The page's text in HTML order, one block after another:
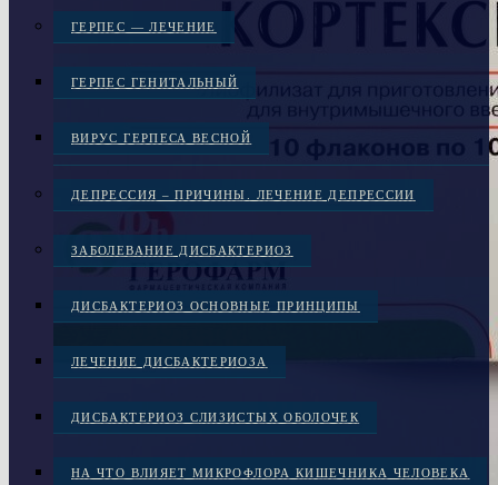
ГЕРПЕС — ЛЕЧЕНИЕ
ГЕРПЕС ГЕНИТАЛЬНЫЙ
ВИРУС ГЕРПЕСА ВЕСНОЙ
ДЕПРЕССИЯ – ПРИЧИНЫ. ЛЕЧЕНИЕ ДЕПРЕССИИ
ЗАБОЛЕВАНИЕ ДИСБАКТЕРИОЗ
ДИСБАКТЕРИОЗ ОСНОВНЫЕ ПРИНЦИПЫ
ЛЕЧЕНИЕ ДИСБАКТЕРИОЗА
ДИСБАКТЕРИОЗ СЛИЗИСТЫХ ОБОЛОЧЕК
НА ЧТО ВЛИЯЕТ МИКРОФЛОРА КИШЕЧНИКА ЧЕЛОВЕКА